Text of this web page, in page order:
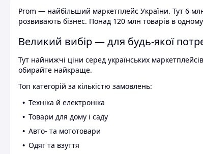
Prom — найбільший маркетплейс України. Тут 6
розвивають бізнес. Понад 120 млн товарів в одному
Великий вибір — для будь-якої
Тут найнижчі ціни серед українських
обирайте найкраще.
Топ категорій за кількістю замовлень:
Техніка й електроніка
Товари для дому і саду
Авто- та мототовари
Одяг та взуття